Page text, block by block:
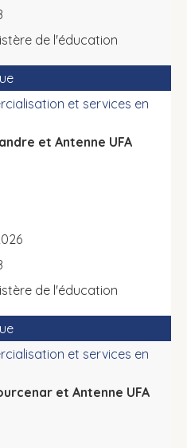
de l'éducation
et services en
et Antenne UFA
de l'éducation
et services en
et Antenne UFA